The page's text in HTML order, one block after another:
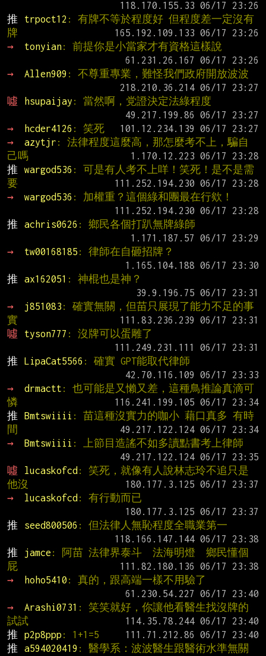
推
trpoct12 : 有牌不等於程度好 但程度差一定沒有
牌
→
tonyian: 前提你是小當家才有資格這樣說
→
Allen909 : 不尊重專業，難怪我們政府開放波波
噓
hsupaijay : 當然啊，党證決定法綠程度
→
hcder4126 : 笑死
→
azytjr : 法律程度這麼高，那怎麼考不上，騙自
己嗎
推
wargod536 : 可是有人考不上咩！笑死！是不是需
要
→
wargod536 : 加權重？這個綠和團最在行欸！
推
achris0626 : 鄉民各個打趴無牌綠師
→
tw00168185 : 律師在自砸招牌？
推
ax162051 : 神棍也是神？
→
j851083 : 確實無關，但苗只展現了能力不足的事
實
噓
tyson777 : 沒牌可以蛋雕了
推
LipaCat5566 : 確實 GPT能取代律師
→
drmactt : 也可能是又懶又差，這種鳥推論真滴可
憐
推
Bmtswiiii : 苗這種沒實力的咖小 藉口真多 有時
間
→
Bmtswiiii : 上節目造謠不如多讀點書考上律師
噓
lucaskofcd : 笑死，就像有人說林志玲不追只是
他沒
→
lucaskofcd : 有行動而已
推
seed800506 : 但法律人無恥程度全職業第一
推
jamce : 阿苗 法律界泰斗  法海明燈  鄉民懂個
屁
→
hoho5410 : 真的，跟高端一樣不用驗了
→
Arashi0731 : 笑笑就好，你讓他看醫生找沒牌的
試試
推
p2p8ppp : 1+1=5
推
a594020419 : 醫學系：波波醫生跟醫術水準無關